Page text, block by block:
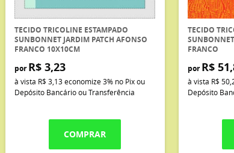
TECIDO TRICOLINE ESTAMPADO
SUNBONNET JARDIM PATCH AFONSO
FRANCO 10X10CM
por R$ 3,23
à vista R$ 3,13economize3% no Pix ou
Depósito Bancário ou Transferência
COMPRAR
TECIDO
FRANCO
por R$
à vista R$
Depósito